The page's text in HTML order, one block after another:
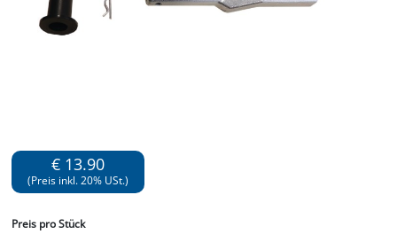
€ 13.90
(Preis inkl. 20% USt.)
Preis pro Stück